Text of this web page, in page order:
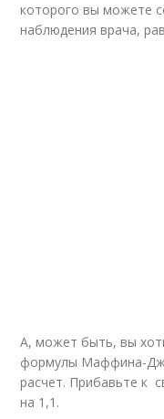
которого вы можете
наблюдения врача,
А, может быть, вы
формулы Маффина-
расчет. Прибавьте к
на 1,1.